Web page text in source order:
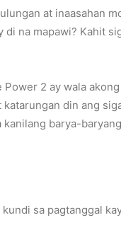
at inaasahan
di na mapawi? Kahit
2 ay wala
din ang
barya-
sa pagtanggal